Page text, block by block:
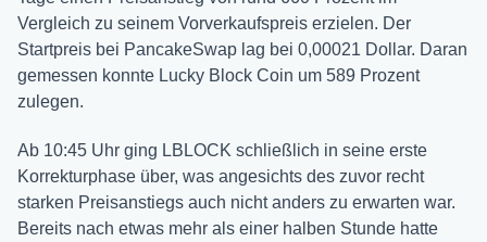
Vergleich zu seinem Vorverkaufspreis erzielen. Der
Startpreis bei PancakeSwap lag bei 0,00021 Dollar. Daran
gemessen konnte Lucky Block Coin um 589 Prozent
zulegen.
Ab 10:45 Uhr ging LBLOCK schließlich in seine erste
Korrekturphase über, was angesichts des zuvor recht
starken Preisanstiegs auch nicht anders zu erwarten war.
Bereits nach etwas mehr als einer halben Stunde hatte